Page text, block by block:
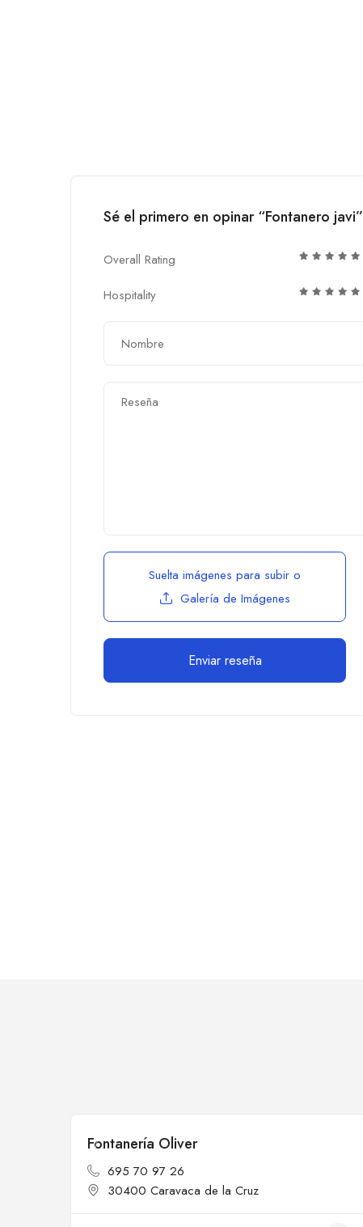
Sé el primero en opinar “Fontanero javi”
Overall Rating
Hospitality
Suelta imágenes para subir o
Galería de Imágenes
Cerrado
Fontanería Oliver
695 70 97 26
30400 Caravaca de la Cruz